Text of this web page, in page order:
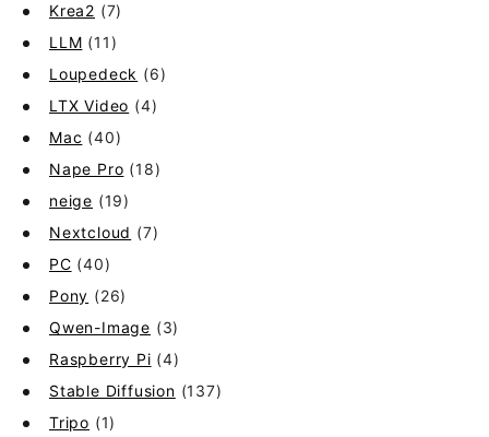
Krea2 (7)
LLM (11)
Loupedeck (6)
LTX Video (4)
Mac (40)
Nape Pro (18)
neige (19)
Nextcloud (7)
PC (40)
Pony (26)
Qwen-Image (3)
Raspberry Pi (4)
Stable Diffusion (137)
Tripo (1)